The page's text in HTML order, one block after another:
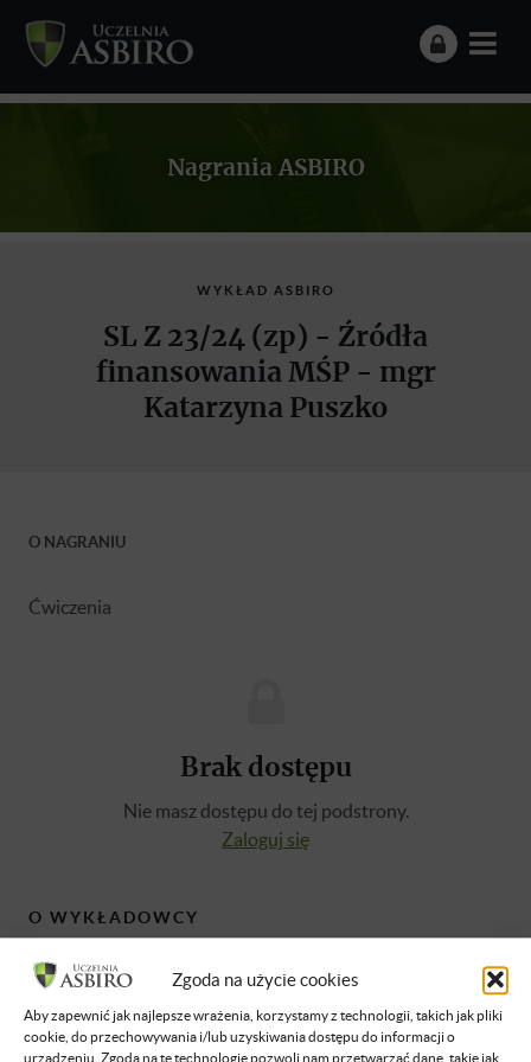
Zgoda na użycie cookies
Aby zapewnić jak najlepsze wrażenia, korzystamy z technologii, takich jak pliki
cookie, do przechowywania i/lub uzyskiwania dostępu do informacji o
Nagrania ASBIRO
WYKŁAD ASBIRO
SL Z 23/24 (zp) - Źródła
finansowania MŚP - mgr
Katarzyna Puszko
O NAGRANIU
Ćwiczenia
Brak dostępu
Nie masz dostępu do tej podstrony.
Zaloguj się
O WYKŁADOWCY
Katarzyna Puszko
Doradca podatkowy nr 14524 oraz
najmłodsza księgowa w Polsce. Certyfikat